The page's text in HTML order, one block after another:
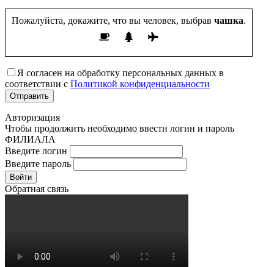
Пожалуйста, докажите, что вы человек, выбрав чашка.
Я согласен на обработку персональных данных в
соответствии с Политикой конфиденциальности
Авторизация
Чтобы продолжить необходимо ввести логин и пароль
ФИЛИАЛА
Введите логин
Введите пароль
Войти
Обратная связь